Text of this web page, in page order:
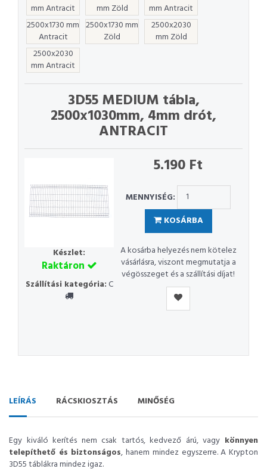
mm Antracit
mm Zöld
mm Antracit
2500x1730 mm
Antracit
2500x1730 mm
Zöld
2500x2030
mm Zöld
2500x2030
mm Antracit
3D55 MEDIUM tábla,
2500x1030mm, 4mm drót,
ANTRACIT
Készlet:
Raktáron
Szállítási kategória:C
5.190 Ft
MENNYISÉG:
KOSÁRBA
A kosárba helyezés nem kötelez
vásárlásra, viszont megmutatja a
végösszeget és a szállítási díjat!
LEÍRÁS RÁCSKIOSZTÁS MINŐSÉG
Egy kiváló kerítés nem csak tartós, kedvező árú, vagy könnyen
telepíthető és biztonságos, hanem mindez egyszerre. A Krypton
3D55 táblákra mindez igaz.